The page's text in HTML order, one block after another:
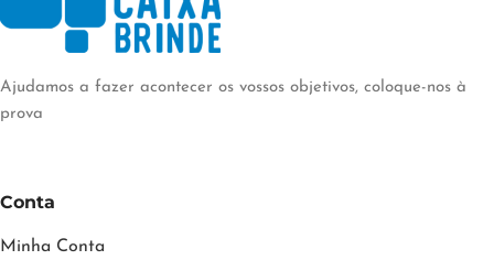
Ajudamos a fazer acontecer os vossos objetivos, coloque-nos à
prova
Conta
Minha Conta